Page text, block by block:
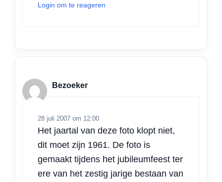
Login om te reageren
Bezoeker
28 juli 2007 om 12:00
Het jaartal van deze foto klopt niet,
dit moet zijn 1961. De foto is
gemaakt tijdens het jubileumfeest ter
ere van het zestig jarige bestaan van